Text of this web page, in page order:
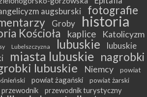
augsburski
fotografie
Groby historia
Kościoła kaplice Katolicyzm
Lubelszczyzna lubuskie
lubuskie
miasta lubuskie nagrobki
lubuskie Niemcy
powiat
powiat żagański powiat żarski
przewodnik przewodnik turystyczny